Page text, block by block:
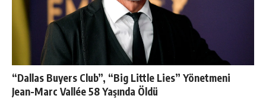
“Dallas Buyers Club”, “Big Little Lies” Yönetmeni
Jean-Marc Vallée 58 Yaşında Öldü